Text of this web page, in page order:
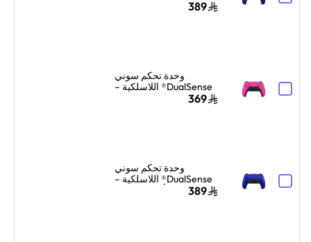
389
وحدة تحكم سوني
DualSense® اللاسلكية –
369
وحدة تحكم سوني
DualSense® اللاسلكية –
389